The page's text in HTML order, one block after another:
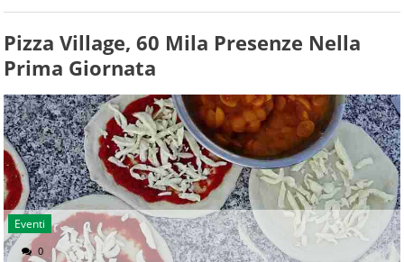
Pizza Village, 60 Mila Presenze Nella
Prima Giornata
Eventi
0